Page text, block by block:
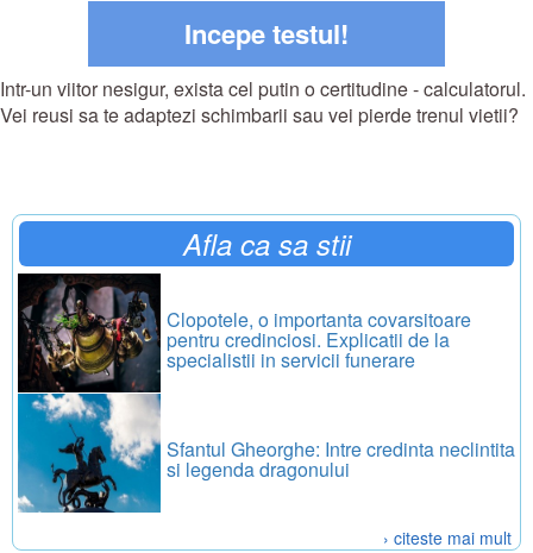
Incepe testul!
Intr-un viitor nesigur, exista cel putin o certitudine - calculatorul.
Vei reusi sa te adaptezi schimbarii sau vei pierde trenul vietii?
Afla ca sa stii
Clopotele, o importanta covarsitoare
pentru credinciosi. Explicatii de la
specialistii in servicii funerare
Sfantul Gheorghe: Intre credinta neclintita
si legenda dragonului
› citeste mai mult